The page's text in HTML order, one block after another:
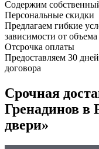
Содержим
Персональные скидки
Предлагаем гибкие
зависимости от
Отсрочка оплаты
Предоставляем 30
договора
Срочная
Гренадинов в
двери»